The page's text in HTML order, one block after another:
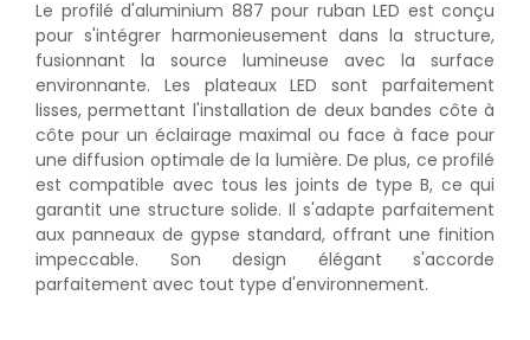
Le profilé d'aluminium 887 pour ruban LED est conçu
pour s'intégrer harmonieusement dans la structure,
fusionnant la source lumineuse avec la surface
environnante. Les plateaux LED sont parfaitement
lisses, permettant l'installation de deux bandes côte à
côte pour un éclairage maximal ou face à face pour
une diffusion optimale de la lumière. De plus, ce profilé
est compatible avec tous les joints de type B, ce qui
garantit une structure solide. Il s'adapte parfaitement
aux panneaux de gypse standard, offrant une finition
impeccable. Son design élégant s'accorde
parfaitement avec tout type d'environnement.